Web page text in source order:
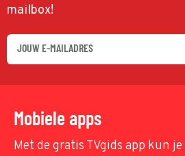
mailbox!
Mobiele apps
Met de gratis TVgids app kun